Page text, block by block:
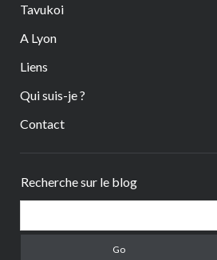
Tavukoi
A Lyon
Liens
Qui suis-je ?
Contact
Recherche sur le blog